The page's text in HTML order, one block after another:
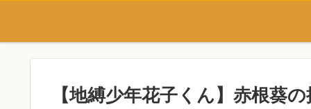
【地縛少年花子くん】赤根葵